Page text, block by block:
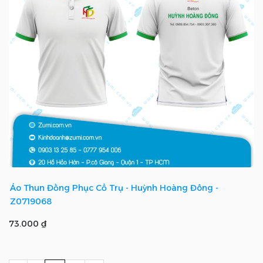
Áo Thun Đồng Phục Cổ Trụ - Huỳnh Hoàng Đông -
Z0719068
73.000 ₫